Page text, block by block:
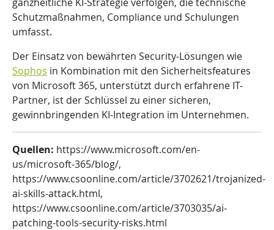
Schutzmaßnahmen, Compliance und Schulungen
umfasst.
Der Einsatz von bewährten Security-Lösungen wie
Sophos in Kombination mit den Sicherheitsfeatures
von Microsoft 365, unterstützt durch erfahrene IT-
Partner, ist der Schlüssel zu einer sicheren,
gewinnbringenden KI-Integration im Unternehmen.
Quellen: https://www.microsoft.com/en-
us/microsoft-365/blog/,
https://www.csoonline.com/article/3702621/trojanized-
ai-skills-attack.html,
https://www.csoonline.com/article/3703035/ai-
patching-tools-security-risks.html